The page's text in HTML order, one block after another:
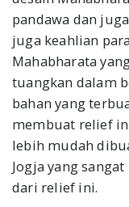
pandawa dan
juga keahlian
Mahabharata
tuangkan dalam
bahan yang
membuat relief
lebih mudah
Jogja yang
dari relief ini.